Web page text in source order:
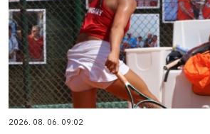
2026. 08. 06. 09:02